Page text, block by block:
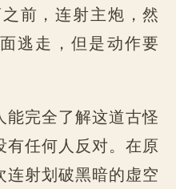
前，连射主炮，然
逃走，但是动作要
完全了解这道古怪
任何人反对。在原
射划破黑暗的虚空